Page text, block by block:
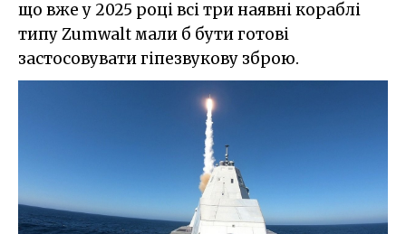
що вже у 2025 році всі три наявні кораблі
типу Zumwalt мали б бути готові
застосовувати гіпезвукову зброю.